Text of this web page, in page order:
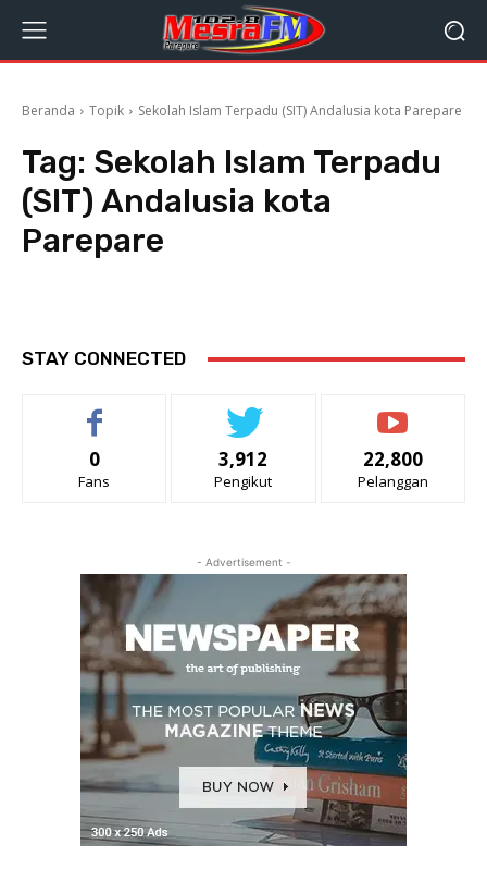
Beranda Topik Sekolah Islam Terpadu (SIT) Andalusia kota Parepare
Tag: Sekolah Islam Terpadu
(SIT) Andalusia kota
Parepare
STAY CONNECTED
0
Fans
3,912
Pengikut
22,800
Pelanggan
- Advertisement -